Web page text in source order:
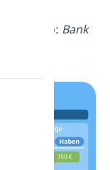
lautet also: Bank